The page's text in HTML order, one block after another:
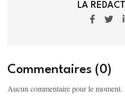
LA
Commentaires (0)
Aucun commentaire pour le moment.